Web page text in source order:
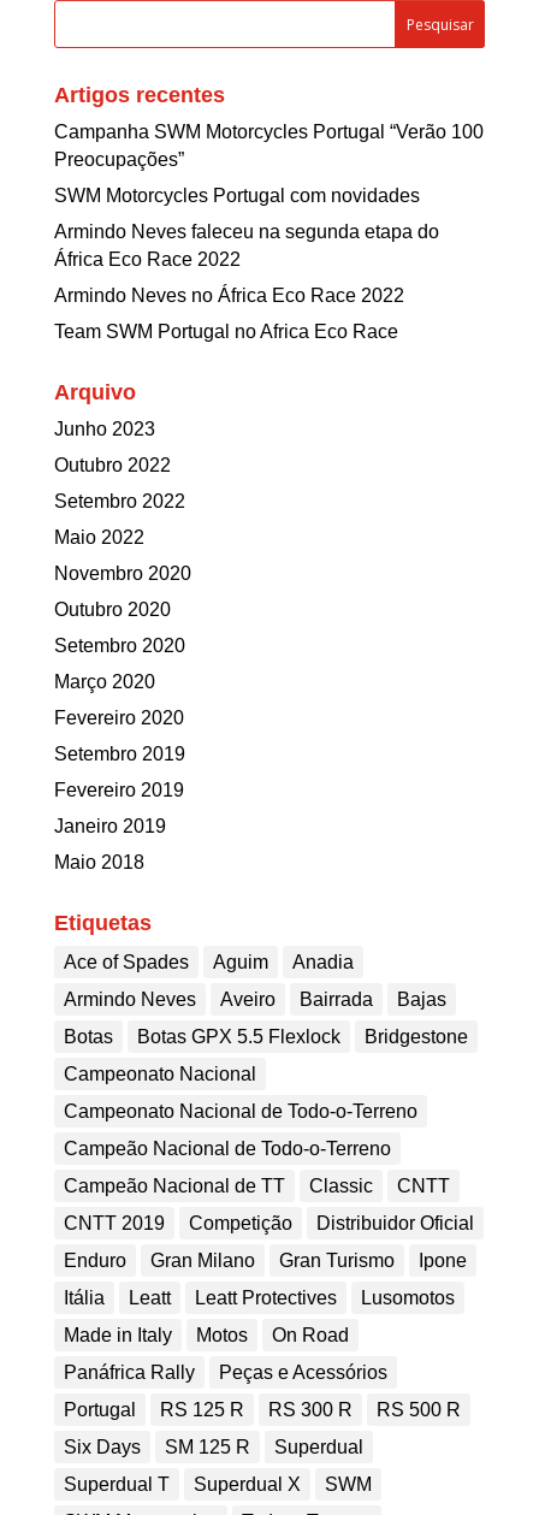
Artigos recentes
Campanha SWM Motorcycles Portugal “Verão 100
Preocupações”
SWM Motorcycles Portugal com novidades
Armindo Neves faleceu na segunda etapa do
África Eco Race 2022
Armindo Neves no África Eco Race 2022
Team SWM Portugal no Africa Eco Race
Arquivo
Junho 2023
Outubro 2022
Setembro 2022
Maio 2022
Novembro 2020
Outubro 2020
Setembro 2020
Março 2020
Fevereiro 2020
Setembro 2019
Fevereiro 2019
Janeiro 2019
Maio 2018
Etiquetas
Ace of Spades Aguim
Anadia
Armindo Neves
Aveiro Bairrada
Bajas
Botas
Botas GPX 5.5 Flexlock
Bridgestone
Campeonato Nacional
Campeonato Nacional de Todo-o-Terreno
Campeão Nacional de Todo-o-Terreno
Campeão Nacional de TT
Classic
CNTT
CNTT 2019
Competição
Distribuidor Oficial
Enduro
Gran Milano Gran Turismo
Ipone
Itália
Leatt Leatt Protectives
Lusomotos
Made in Italy
Motos
On Road
Panáfrica Rally
Peças e Acessórios
Portugal
RS 125 R RS 300 R
RS 500 R
Six Days
SM 125 R
Superdual
Superdual T
Superdual X
SWM